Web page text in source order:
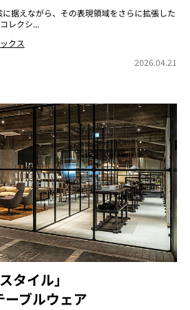
に据えながら、その表現領域をさらに拡張した
レクシ...
クス
2026.04.21
タイル」
ブルウェア